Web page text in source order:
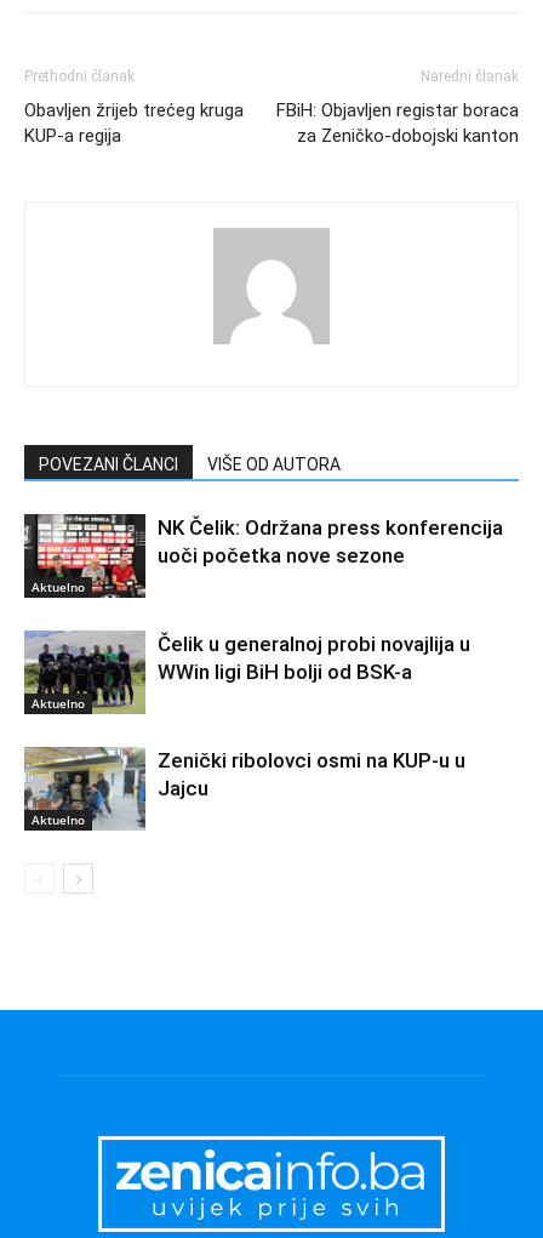
Prethodni članak
Obavljen žrijeb trećeg kruga
KUP-a regija
Naredni članak
FBiH: Objavljen registar boraca
za Zeničko-dobojski kanton
POVEZANI ČLANCI VIŠE OD AUTORA
Aktuelno
NK Čelik: Održana press konferencija
uoči početka nove sezone
Aktuelno
Čelik u generalnoj probi novajlija u
WWin ligi BiH bolji od BSK-a
Aktuelno
Zenički ribolovci osmi na KUP-u u
Jajcu